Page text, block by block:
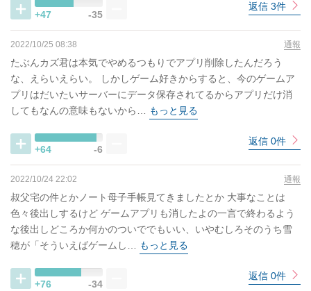
+47 -35
返信 3件
2022/10/25 08:38 通報
たぶんカズ君は本気でやめるつもりでアプリ削除したんだろう
な、えらいえらい。 しかしゲーム好きからすると、今のゲームア
プリはだいたいサーバーにデータ保存されてるからアプリだけ消
してもなんの意味もないから… もっと見る
+64 -6
返信 0件
2022/10/24 22:02 通報
叔父宅の件とかノート母子手帳見てきましたとか 大事なことは
色々後出しするけど ゲームアプリも消したよの一言で終わるよう
な後出しどころか何かのついででもいい、いやむしろそのうち雪
穂が「そういえばゲームし… もっと見る
+76 -34
返信 0件